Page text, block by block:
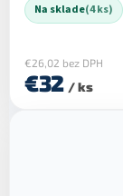
Na sklade(4 ks)
€26,02 bez DPH
€32 / ks